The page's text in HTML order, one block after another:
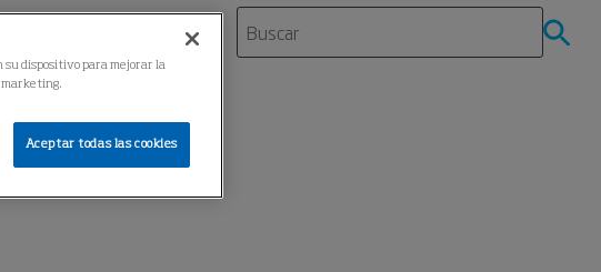
su dispositivo para mejorar la
marketing.
Aceptar todas las cookies